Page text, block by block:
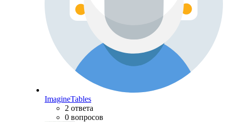
ImagineTables
2 ответа
0 вопросов